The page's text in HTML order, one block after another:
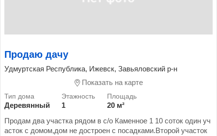
Продаю дачу
Удмуртская Республика, Ижевск, Завьяловский р-н
Показать на карте
Деревянный 1
20 м²
Продам два участка рядом в с/о Каменное 1 10 соток один уч
асток с домом,дом не достроен с посадками.Второй участок